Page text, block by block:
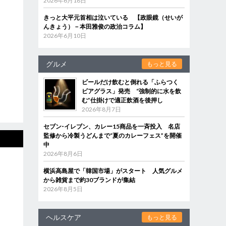
きっと大平元首相は泣いている 【政眼鏡（せいが
んきょう）－本田雅俊の政治コラム】
2026年6月10日
グルメ もっと見る
ビールだけ飲むと倒れる「ふらつく
ビアグラス」発売 “強制的に水を飲
む”仕掛けで適正飲酒を後押し
2026年8月7日
セブン‐イレブン、カレー15商品を一斉投入 名店
監修から冷製うどんまで“夏のカレーフェス”を開催
中
2026年8月6日
横浜高島屋で「韓国市場」がスタート 人気グルメ
から雑貨まで約30ブランドが集結
2026年8月5日
ヘルスケア もっと見る